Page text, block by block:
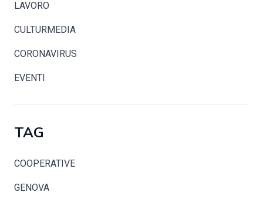
LAVORO
CULTURMEDIA
CORONAVIRUS
EVENTI
TAG
COOPERATIVE
GENOVA